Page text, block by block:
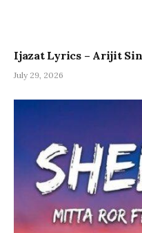
Ijazat Lyrics – Arijit
July 29, 2026